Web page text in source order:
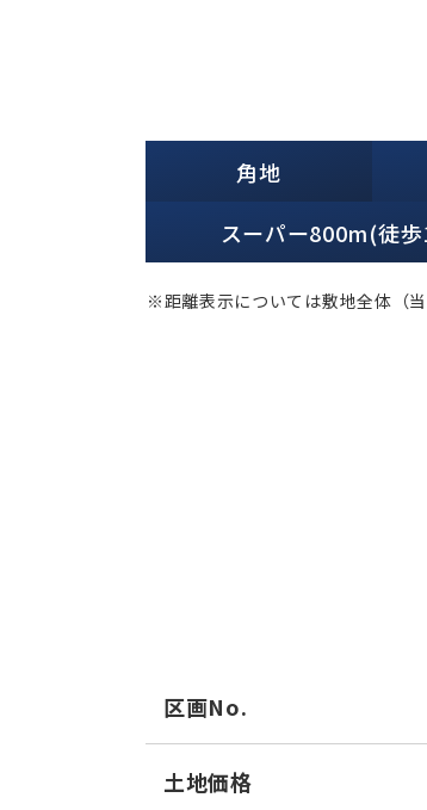
角地
スーパー800m(徒
※距離表示については敷地全体（
区画No.
土地価格